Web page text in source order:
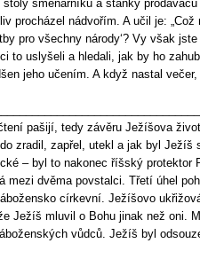
směnárníků a stánky prodavačů
procházel nádvořím. A učil je: „Což
pro všechny národy‘? Vy však
to uslyšeli a hledali, jak by ho
jeho učením. A když nastal
pašijí, tedy závěru Ježíšova
zradil, zapřel, utekl a jak byl Ježíš
– byl to nakonec říšský protektor
mezi dvěma povstalci. Třetí úhel
církevní. Ježíšovo
Ježíš mluvil o Bohu jinak než oni.
vůdců. Ježíš byl